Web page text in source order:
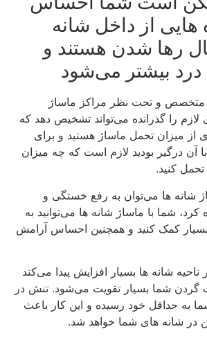
هایی از داخل شانه‌
رها شدن هستند و
بیشتر می‌شود
و تحت نظر مراکز ماساژ
را گذرانده می‌تواند تشخیص دهد که
میزان تحمل ماساژ هستید و برای
درگیر بودید لازم است که چه میزان
کنید.
شانه‌ ها می‌‌توان به رفع خستگی و
شما با ماساژ شانه‌ ها می‌توانید به
کمک کنید و همچنین احساس آرامش
شانه‌ ها بسیار افزایش پیدا می‌کند
شما بسیار تقویت می‌شود. تنش در
حداقل خود رسیده و این کار باعث
شانه‌ های شما خواهد شد.